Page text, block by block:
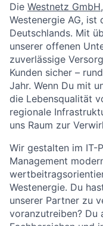
Die Westnetz GmbH
Westenergie AG,
Deutschlands. Mit
unserer offenen
zuverlässige
Kunden sicher –
Jahr. Wenn Du mit
die Lebensqualität
regionale
uns Raum zur
Wir gestalten im IT-
Management
Westenergie. Du
unserer Partner zu
voranzutreiben? Du